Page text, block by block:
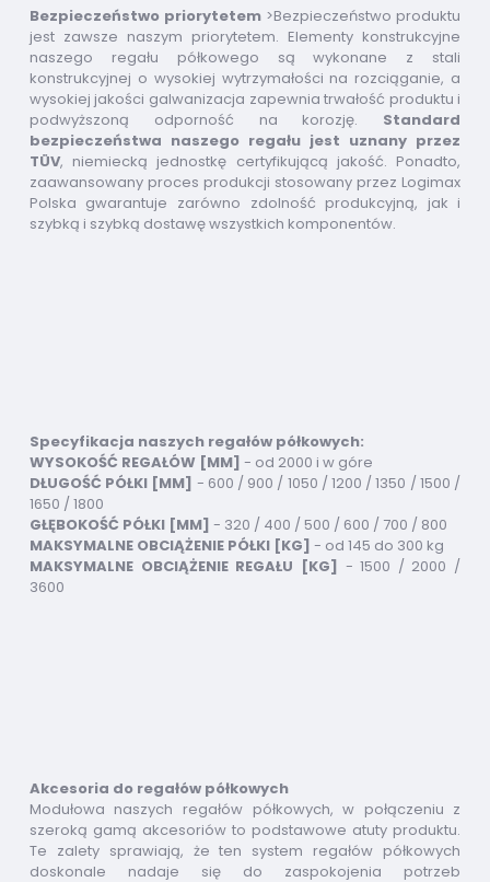
Bezpieczeństwo priorytetem >Bezpieczeństwo produktu
jest zawsze naszym priorytetem. Elementy konstrukcyjne
naszego regału półkowego są wykonane z stali
konstrukcyjnej o wysokiej wytrzymałości na rozciąganie, a
wysokiej jakości galwanizacja zapewnia trwałość produktu i
podwyższoną odporność na korozję. Standard
bezpieczeństwa naszego regału jest uznany przez
TÜV, niemiecką jednostkę certyfikującą jakość. Ponadto,
zaawansowany proces produkcji stosowany przez Logimax
Polska gwarantuje zarówno zdolność produkcyjną, jak i
szybką i szybką dostawę wszystkich komponentów.
Specyfikacja naszych regałów półkowych:
WYSOKOŚĆ REGAŁÓW [MM] - od 2000 i w góre
DŁUGOŚĆ PÓŁKI [MM] - 600 / 900 / 1050 / 1200 / 1350 / 1500 /
1650 / 1800
GŁĘBOKOŚĆ PÓŁKI [MM] - 320 / 400 / 500 / 600 / 700 / 800
MAKSYMALNE OBCIĄŻENIE PÓŁKI [KG] - od 145 do 300 kg
MAKSYMALNE OBCIĄŻENIE REGAŁU [KG] - 1500 / 2000 /
3600
Akcesoria do regałów półkowych
Modułowa naszych regałów półkowych, w połączeniu z
szeroką gamą akcesoriów to podstawowe atuty produktu.
Te zalety sprawiają, że ten system regałów półkowych
doskonale nadaje się do zaspokojenia potrzeb